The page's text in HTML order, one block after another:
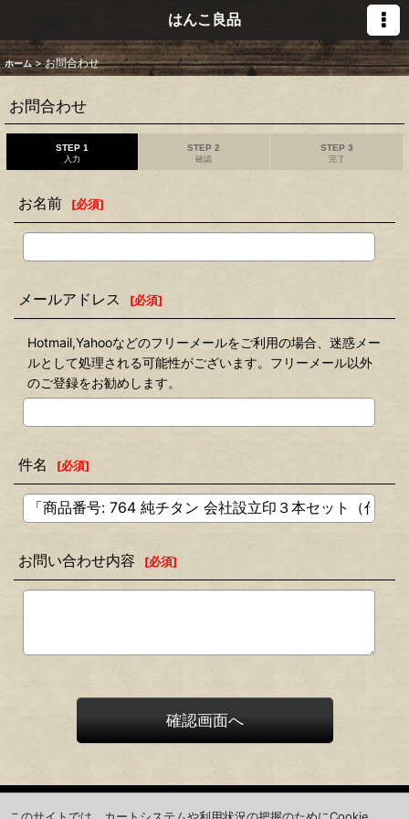
はんこ良品
ホーム > お問合わせ
お問合わせ
STEP 1
入力
STEP 2
確認
STEP 3
完了
お名前 [必須]
メールアドレス [必須]
Hotmail,Yahooなどのフリーメールをご利用の場合、迷惑メー
ルとして処理される可能性がございます。フリーメール以外
のご登録をお勧めします。
件名 [必須]
お問い合わせ内容 [必須]
確認画面へ